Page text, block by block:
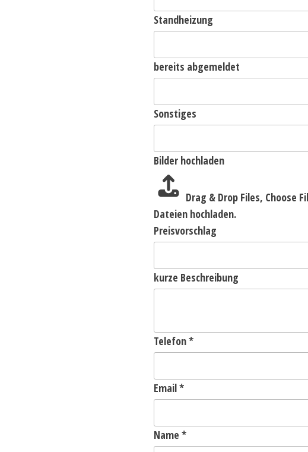
Standheizung
bereits abgemeldet
Sonstiges
Bilder hochladen
Drag & Drop Files, Choose
Dateien hochladen.
Preisvorschlag
kurze Beschreibung
Telefon*
Email*
Name *